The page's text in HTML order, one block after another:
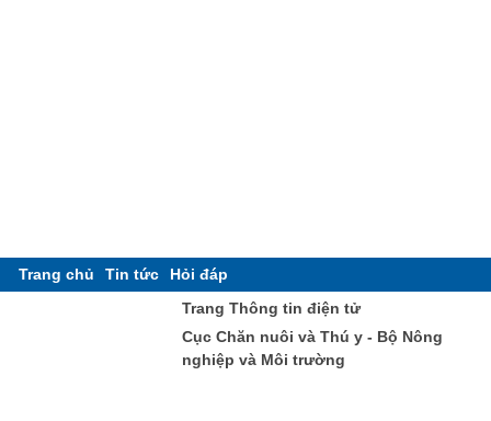
Trang chủ Tin tức
Hỏi đáp
Trang Thông tin điện tử
Cục Chăn nuôi và Thú y - Bộ Nông
nghiệp và Môi trường